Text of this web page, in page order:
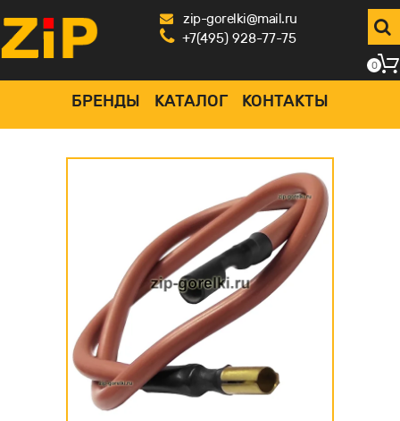
zip-gorelki@mail.ru
+7(495) 928-77-75
БРЕНДЫ КАТАЛОГ КОНТАКТЫ
0